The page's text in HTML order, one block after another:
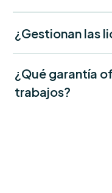
¿Gestionan las
¿Qué garantía
trabajos?